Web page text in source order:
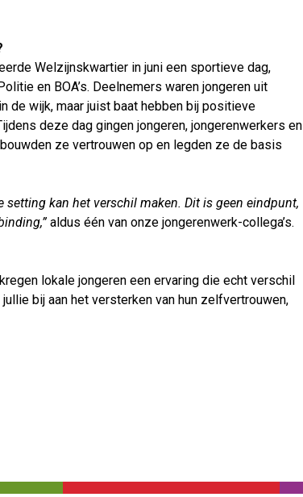
Welzijnskwartier in juni een sportieve dag,
en BOA’s. Deelnemers waren jongeren uit
de wijk, maar juist baat hebben bij positieve
deze dag gingen jongeren, jongerenwerkers en
ze vertrouwen op en legden ze de basis
setting kan het verschil maken. Dit is geen eindpunt,
aldus één van onze jongerenwerk-collega’s.
lokale jongeren een ervaring die echt verschil
bij aan het versterken van hun zelfvertrouwen,